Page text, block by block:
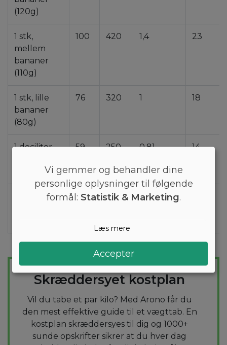
(120g)
1 stk,
mellem
bananer
(110g)
100 420 1,4 23
1 stk, lille
bananer
(80g)
76 320 1 18
1 deciliter
59 250 0,81 14
2,9 12 0,04
TAB DIG NEMT
Skræddersyet kostplan
Vil du tabe et par kilo? Med Arono får du
den mest effektive guide til et vægttab. En
kostplan skræddersyes til dig og 1000+
sunde opskrifter sikrer at du hver dag
Vi gemmer og behandler dine
personlige oplysninger til følgende
formål: Statistik & Marketing.
Læs mere
Accepter